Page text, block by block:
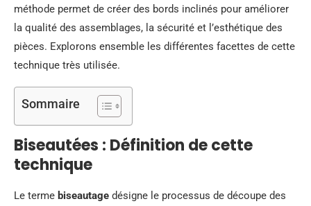
méthode permet de créer des bords inclinés pour améliorer
la qualité des assemblages, la sécurité et l’esthétique des
pièces. Explorons ensemble les différentes facettes de cette
technique très utilisée.
Sommaire
Biseautées : Définition de cette
technique
Le terme biseautage désigne le processus de découpe des